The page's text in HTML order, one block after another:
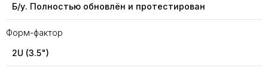
Б/у. Полностью обновлён и протестирован
Форм-фактор
2U (3.5")